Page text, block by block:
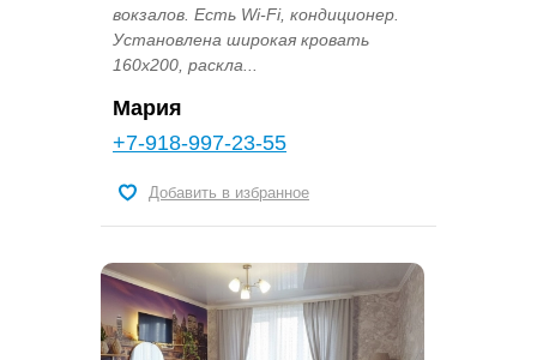
вокзалов. Есть Wi-Fi, кондиционер.
Установлена широкая кровать
160х200, раскла...
Мария
+7-918-997-23-55
Добавить в избранное